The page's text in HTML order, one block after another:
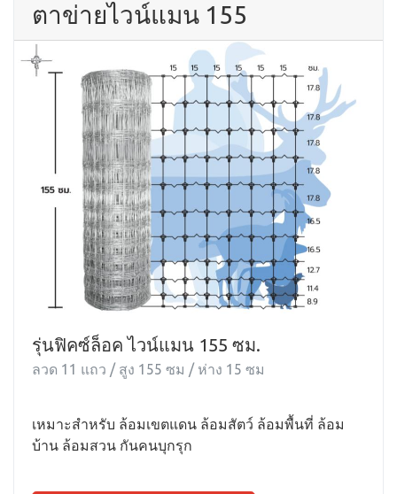
ตาข่ายไวน์แมน 155
รุ่นฟิคซ์ล็อค ไวน์แมน 155 ซม.
ลวด 11 แถว / สูง 155 ซม / ห่าง 15 ซม
เหมาะสำหรับ ล้อมเขตแดน ล้อมสัตว์ ล้อมพื้นที่ ล้อม
บ้าน ล้อมสวน กันคนบุกรุก